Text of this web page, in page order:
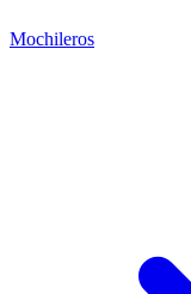
Mochileros